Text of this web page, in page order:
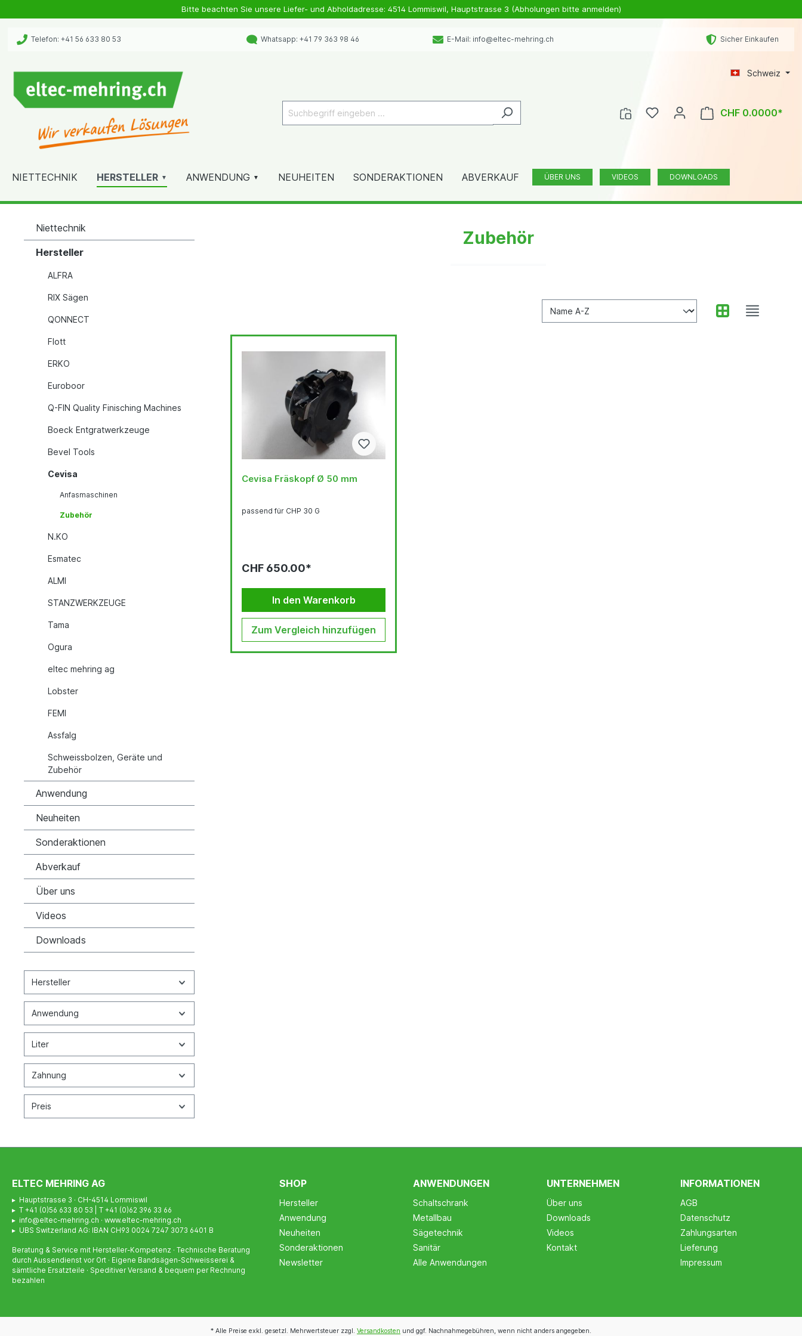
Bitte beachten Sie unsere Liefer- und Abholdadresse: 4514 Lommiswil, Hauptstrasse 3 (Abholungen bitte anmelden)
Telefon: +41 56 633 80 53 Whatsapp: +41 79 363 98 46 E-Mail: info@eltec-mehring.ch Sicher Einkaufen
Schweiz
CHF 0.0000*
NIETTECHNIK HERSTELLER ANWENDUNG NEUHEITEN SONDERAKTIONEN ABVERKAUF ÜBER UNS VIDEOS DOWNLOADS
Niettechnik
Hersteller
ALFRA
RIX Sägen
QONNECT
Flott
ERKO
Euroboor
Q-FIN Quality Finisching Machines
Boeck Entgratwerkzeuge
Bevel Tools
Cevisa
Anfasmaschinen
Zubehör
N.KO
Esmatec
ALMI
STANZWERKZEUGE
Tama
Ogura
eltec mehring ag
Lobster
FEMI
Assfalg
Schweissbolzen, Geräte und
Zubehör
Anwendung
Neuheiten
Sonderaktionen
Abverkauf
Über uns
Videos
Downloads
Hersteller
Anwendung
Liter
Zahnung
Preis
Zubehör
Cevisa Fräskopf Ø 50 mm
passend für CHP 30 G
CHF 650.00*
In den Warenkorb
Zum Vergleich hinzufügen
ELTEC MEHRING AG
▸ Hauptstrasse 3 · CH-4514 Lommiswil
▸ T +41 (0)56 633 80 53 | T +41 (0)62 396 33 66
▸ info@eltec-mehring.ch · www.eltec-mehring.ch
▸ UBS Switzerland AG: IBAN CH93 0024 7247 3073 6401 B
Beratung & Service mit Hersteller-Kompetenz · Technische Beratung
durch Aussendienst vor Ort · Eigene Bandsägen-Schweisserei &
sämtliche Ersatzteile · Speditiver Versand & bequem per Rechnung
bezahlen
SHOP
Hersteller
Anwendung
Neuheiten
Sonderaktionen
Newsletter
ANWENDUNGEN
Schaltschrank
Metallbau
Sägetechnik
Sanitär
Alle Anwendungen
UNTERNEHMEN
Über uns
Downloads
Videos
Kontakt
INFORMATIONEN
AGB
Datenschutz
Zahlungsarten
Lieferung
Impressum
* Alle Preise exkl. gesetzl. Mehrwertsteuer zzgl. Versandkosten und ggf. Nachnahmegebühren, wenn nicht anders angegeben.